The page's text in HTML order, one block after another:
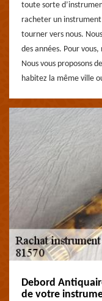
toute sorte
racheter un
tourner vers nous.
des années. Pour
Nous vous proposons
habitez la même ville
Debord
de votre